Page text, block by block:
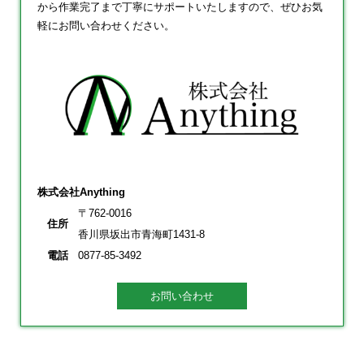
から作業完了まで丁寧にサポートいたしますので、ぜひお気
軽にお問い合わせください。
株式会社Anything
住所
〒762-0016
香川県坂出市青海町1431-8
電話
0877-85-3492
お問い合わせ